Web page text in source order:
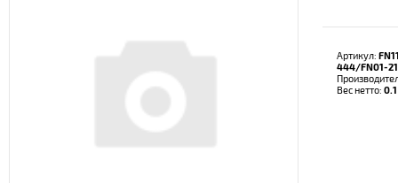
Артикул:
444/FN01-
Вес нетто: 0.1